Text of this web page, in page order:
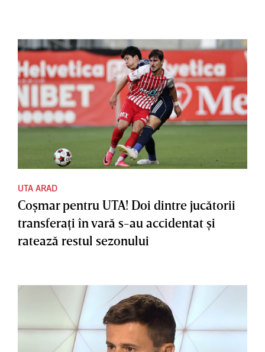
UTA ARAD
Coşmar pentru UTA! Doi dintre jucătorii
transferaţi în vară s-au accidentat şi
ratează restul sezonului